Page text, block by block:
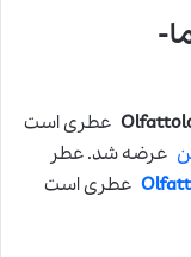
عطری است
عرضه شد. عطر
عطری است